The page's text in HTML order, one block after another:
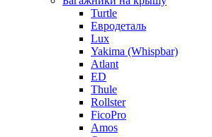
Turtle
Евродеталь
Lux
Yakima (Whispbar)
Atlant
ED
Thule
Rollster
FicoPro
Amos